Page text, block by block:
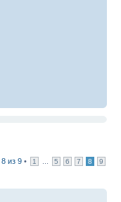
8 из 9 • 1 5 6 7 8 9